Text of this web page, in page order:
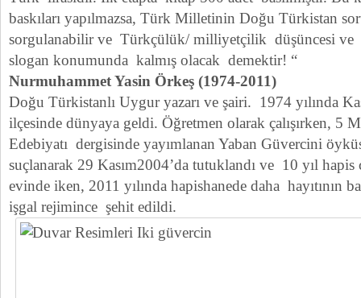
baskıları yapılmazsa, Türk Milletinin Doğu Türkistan
sorgulanabilir ve Türkçülük/ milliyetçilik düşüncesi
slogan konumunda kalmış olacak demektir! “
Nurmuhammet Yasin Örkeş (1974-2011)
Doğu Türkistanlı Uygur yazarı ve şairi. 1974 yılında
ilçesinde dünyaya geldi. Öğretmen olarak çalışırken, 5
Edebiyatı dergisinde yayımlanan Yaban Güvercini
suçlanarak 29 Kasım2004’da tutuklandı ve 10 yıl hapis
evinde iken, 2011 yılında hapishanede daha hayıtının
işgal rejimince şehit edildi.